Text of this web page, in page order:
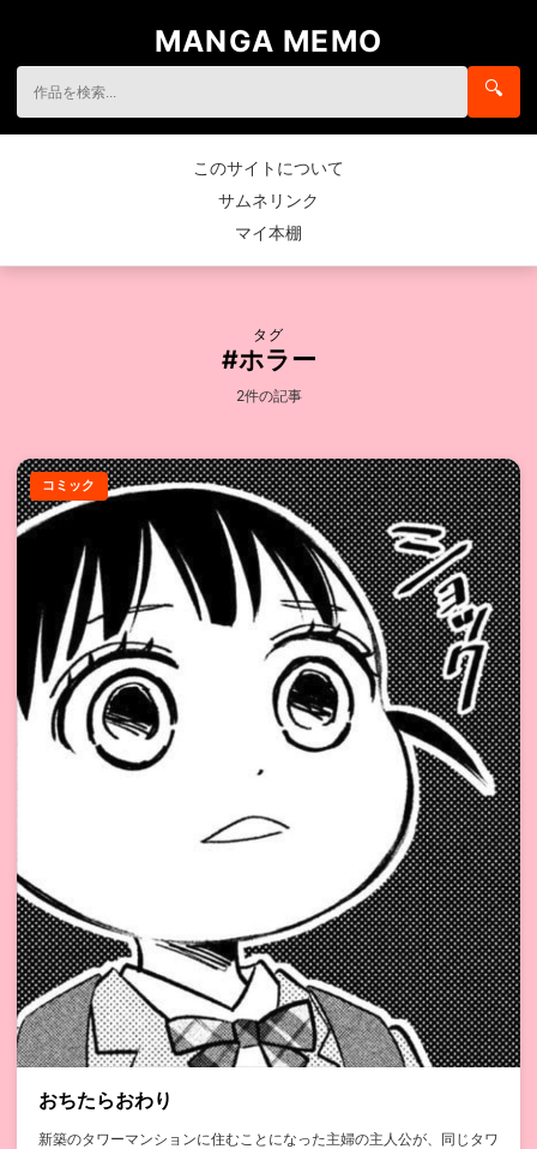
MANGA MEMO
🔍
このサイトについて
サムネリンク
マイ本棚
タグ
#ホラー
2件の記事
コミック
おちたらおわり
新築のタワーマンションに住むことになった主婦の主人公が、同じタワ